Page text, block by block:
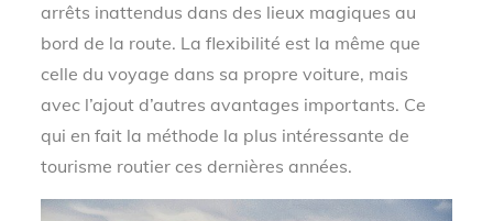
arrêts inattendus dans des lieux magiques au
bord de la route. La flexibilité est la même que
celle du voyage dans sa propre voiture, mais
avec l’ajout d’autres avantages importants. Ce
qui en fait la méthode la plus intéressante de
tourisme routier ces dernières années.